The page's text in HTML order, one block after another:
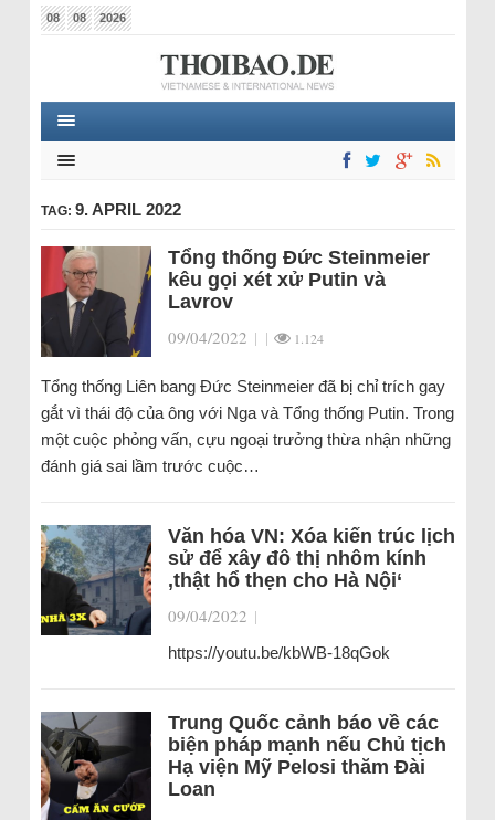
08 08 2026
TAG: 9. APRIL 2022
Tổng thống Đức Steinmeier
kêu gọi xét xử Putin và
Lavrov
09/04/2022 | | 1.124
Tổng thống Liên bang Đức Steinmeier đã bị chỉ trích gay
gắt vì thái độ của ông với Nga và Tổng thống Putin. Trong
một cuộc phỏng vấn, cựu ngoại trưởng thừa nhận những
đánh giá sai lầm trước cuộc…
Văn hóa VN: Xóa kiến trúc lịch
sử để xây đô thị nhôm kính
‚thật hổ thẹn cho Hà Nội‘
09/04/2022 |
https://youtu.be/kbWB-18qGok
Trung Quốc cảnh báo về các
biện pháp mạnh nếu Chủ tịch
Hạ viện Mỹ Pelosi thăm Đài
Loan